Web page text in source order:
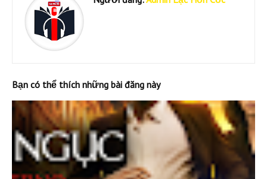
Bạn có thể thích những bài đăng này